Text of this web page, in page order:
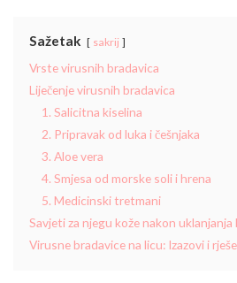
Sažetak sakrij
Vrste virusnih bradavica
Liječenje virusnih bradavica
1. Salicitna kiselina
2. Pripravak od luka i češnjaka
3. Aloe vera
4. Smjesa od morske soli i hrena
5. Medicinski tretmani
Savjeti za njegu kože nakon uklanjanja
Virusne bradavice na licu: Izazovi i